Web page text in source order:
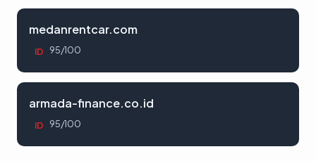
medanrentcar.com
ID 95/100
armada-finance.co.id
ID 95/100